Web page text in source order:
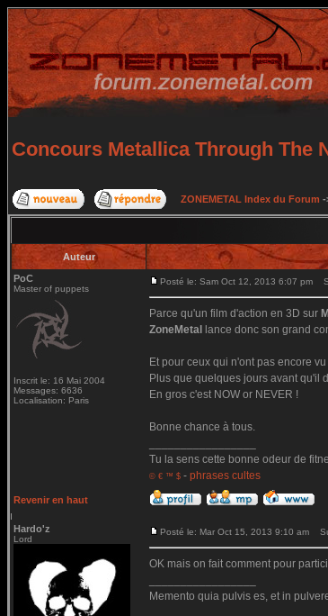
Concours Metallica Through The
ZONEMETAL Index du Forum -
Auteur
PoC
Master of puppets
Inscrit le: 16 Mai 2004
Messages: 6636
Localisation: Paris
Posté le: Sam Oct 12, 2013 6:07 pm
Parce qu'un film d'action en 3D sur
ZoneMetal
lance donc son grand
Et pour ceux qui n'ont pas encore
Plus que quelques jours avant qu'il
En gros c'est NOW or NEVER !
Bonne chance à tous.
Tu la sens cette bonne odeur de
© € ™ $ - phrases cultes
Revenir en haut
Hardo'z
Lord
Posté le: Mar Oct 15, 2013 9:10 am
OK mais on fait comment pour
Memento quia pulvis es, et in